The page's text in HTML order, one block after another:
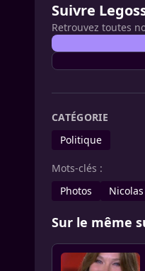
Suivre
Retrouvez toutes
CATÉGORIE
Politique
Mots-clés :
Photos
Sur le même